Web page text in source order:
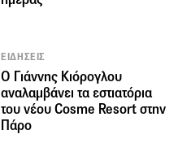
ΕΙΔΗΣΕΙΣ
Ο Γιάννης Κιόρογλου
αναλαμβάνει τα εστιατόρια
του νέου Cosme Resort στην
Πάρο